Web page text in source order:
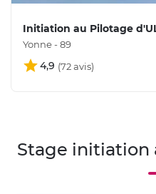
Initiation au Pilotage
Yonne - 89
4,9
Stage initiation